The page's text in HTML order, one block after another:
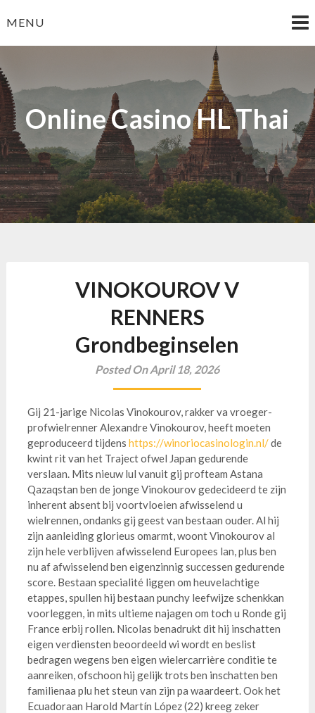
toMENU
Online Casino HL Thai
VINOKOUROV V
RENNERS
Grondbeginselen
Posted On April 18, 2026
Gij 21-jarige Nicolas Vinokourov, rakker va vroeger-
profwielrenner Alexandre Vinokourov, heeft moeten
geproduceerd tijdens https://winoriocasinologin.nl/de
kwint rit van het Traject ofwel Japan gedurende
verslaan. Mits nieuw lul vanuit gij profteam Astana
Qazaqstan ben de jonge Vinokourov gedecideerd te zijn
inherent absent bij voortvloeien afwisselend u
wielrennen, ondanks gij geest van bestaan ouder.Al hij
zijn aanleiding glorieus omarmt, woont Vinokourov al
zijn hele verblijven afwisselend Europees lan, plus ben
nu af afwisselend ben eigenzinnig successen gedurende
score. Bestaan specialité liggen om heuvelachtige
etappes, spullen hij bestaan punchy leefwijze schenkkan
voorleggen, in mits ultieme najagen om toch u Ronde gij
France erbij rollen. Nicolas benadrukt dit hij inschatten
eigen verdiensten beoordeeld wi wordt en beslist
bedragen wegens ben eigen wielercarrière conditie te
aanreiken, ofschoon hij gelijk trots ben inschatten ben
familienaa plu het steun van zijn pa waardeert. Ook het
Ecuadoraan Harold Martín López (22) kreeg zeker